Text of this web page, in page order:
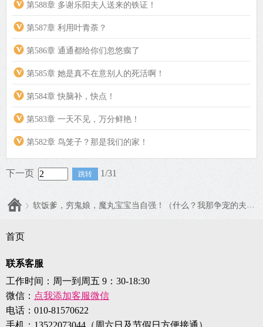
第588章 多谢乐阳夫人送来的铁证！
第587章 利用叶青荼？
第586章 通通都给你们忽悠瘸了
第585章 她是真不在意别人的死活啊！
第584章 快脑补，快点！
第583章 一天不见，万分鲜艳！
第582章 鸟笼子？那是我们的家！
下一页 1/31
软饭爹，穷鬼娘，魔丸宝宝当自强！（什么？我那争宠的夫君修的是无情道？）
首页
联系客服
工作时间：周一到周五 9：30-18:30
微信： 点我添加客服微信
电话： 010-81570622
手机： 13522073044（周六日及节假日方便接通）